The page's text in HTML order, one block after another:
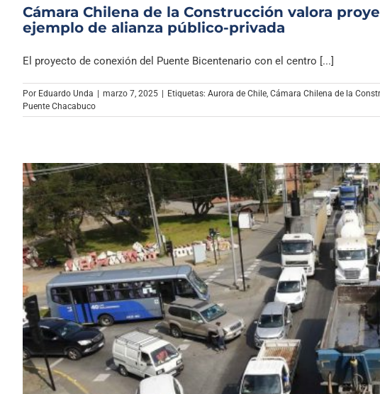
Cámara Chilena de la Construcción valora
ejemplo de alianza público-privada
El proyecto de conexión del Puente Bicentenario con el centro [...]
Por Eduardo Unda | marzo 7, 2025 | Etiquetas: Aurora de Chile Cámara Chilena de la
Puente Chacabuco